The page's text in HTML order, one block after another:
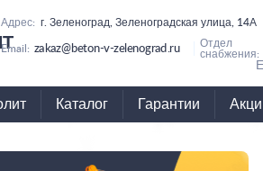
Адрес: г. Зеленоград, Зеленоградская улица, 14А
Email: zakaz@beton-v-zelenograd.ru
Отдел
снабжения:
Каталог Гарантии